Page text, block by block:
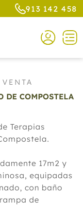
913 142 458
DE COMPOSTELA
Terapias
17m2 y
equipadas
con baño
de